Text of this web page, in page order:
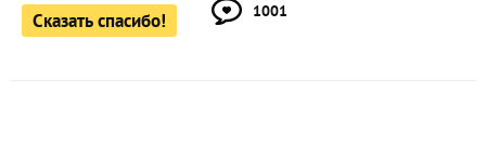
Сказать спасибо! 1001